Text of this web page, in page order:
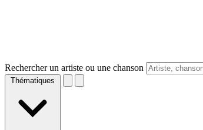
Rechercher un artiste ou une chanson
Thématiques